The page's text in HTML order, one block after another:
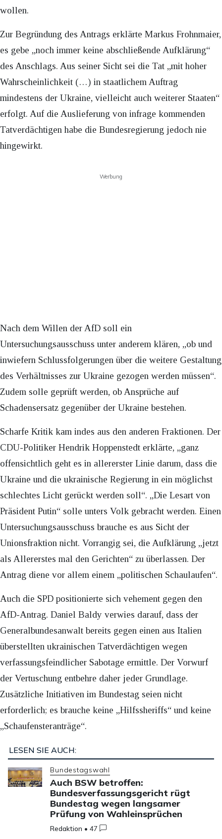
wollen.
Zur Begründung des Antrags erklärte Markus Frohnmaier,
es gebe „noch immer keine abschließende Aufklärung“
des Anschlags. Aus seiner Sicht sei die Tat „mit hoher
Wahrscheinlichkeit (…) in staatlichem Auftrag
mindestens der Ukraine, vielleicht auch weiterer Staaten“
erfolgt. Auf die Auslieferung von infrage kommenden
Tatverdächtigen habe die Bundesregierung jedoch nie
hingewirkt.
Werbung
Nach dem Willen der AfD soll ein
Untersuchungsausschuss unter anderem klären, „ob und
inwiefern Schlussfolgerungen über die weitere Gestaltung
des Verhältnisses zur Ukraine gezogen werden müssen“.
Zudem solle geprüft werden, ob Ansprüche auf
Schadensersatz gegenüber der Ukraine bestehen.
Scharfe Kritik kam indes aus den anderen Fraktionen. Der
CDU-Politiker Hendrik Hoppenstedt erklärte, „ganz
offensichtlich geht es in allererster Linie darum, dass die
Ukraine und die ukrainische Regierung in ein möglichst
schlechtes Licht gerückt werden soll“. „Die Lesart von
Präsident Putin“ solle unters Volk gebracht werden. Einen
Untersuchungsausschuss brauche es aus Sicht der
Unionsfraktion nicht. Vorrangig sei, die Aufklärung „jetzt
als Allererstes mal den Gerichten“ zu überlassen. Der
Antrag diene vor allem einem „politischen Schaulaufen“.
Auch die SPD positionierte sich vehement gegen den
AfD-Antrag. Daniel Baldy verwies darauf, dass der
Generalbundesanwalt bereits gegen einen aus Italien
überstellten ukrainischen Tatverdächtigen wegen
verfassungsfeindlicher Sabotage ermittle. Der Vorwurf
der Vertuschung entbehre daher jeder Grundlage.
Zusätzliche Initiativen im Bundestag seien nicht
erforderlich; es brauche keine „Hilfssheriffs“ und keine
„Schaufensteranträge“.
LESEN SIE AUCH:
Bundestagswahl
Auch BSW betroffen:
Bundesverfassungsgericht rügt
Bundestag wegen langsamer
Prüfung von Wahleinsprüchen
Redaktion •47